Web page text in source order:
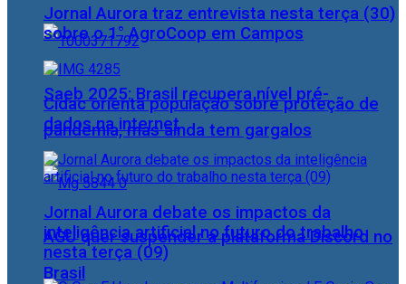
Saeb 2025: Brasil recupera nível pré-
pandemia, mas ainda tem gargalos
AGU quer suspender a plataforma Discord no
Brasil
Jornal Aurora traz entrevista nesta terça (30)
sobre o 1° AgroCoop em Campos
Cidac orienta população sobre proteção de
dados na internet
Jornal Aurora debate os impactos da
inteligência artificial no futuro do trabalho
nesta terça (09)